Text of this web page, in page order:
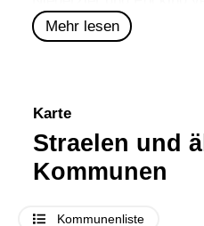
Mehr lesen
Karte
Straelen und
Kommunen
Kommunenliste